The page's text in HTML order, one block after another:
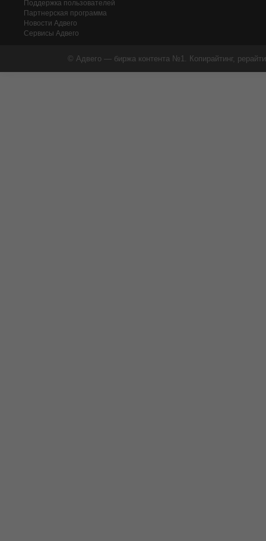
Поддержка пользователей
Партнерская программа
Новости Адвего
Сервисы Адвего
© Адвего — биржа контента №1. Копирайтинг,